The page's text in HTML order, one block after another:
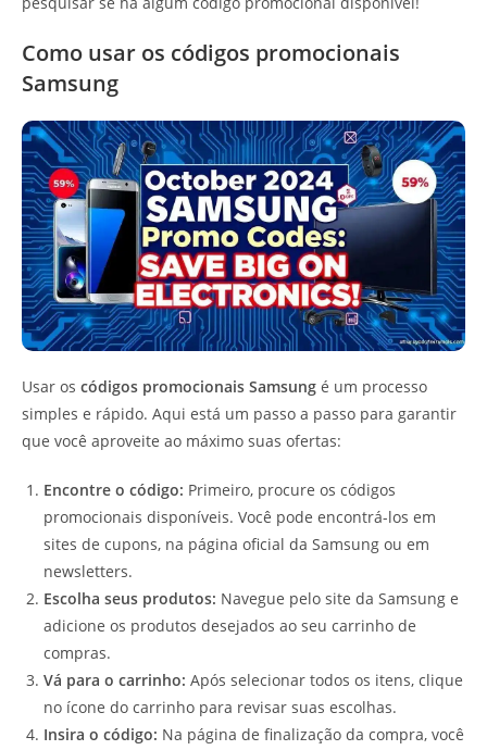
Como usar os códigos promocionais
Samsung
Usar os códigos promocionais Samsung é um processo
simples e rápido. Aqui está um passo a passo para garantir
que você aproveite ao máximo suas ofertas:
Encontre o código: Primeiro, procure os códigos
promocionais disponíveis. Você pode encontrá-los em
sites de cupons, na página oficial da Samsung ou em
newsletters.
Escolha seus produtos: Navegue pelo site da Samsung e
adicione os produtos desejados ao seu carrinho de
compras.
Vá para o carrinho: Após selecionar todos os itens, clique
no ícone do carrinho para revisar suas escolhas.
Insira o código: Na página de finalização da compra, você